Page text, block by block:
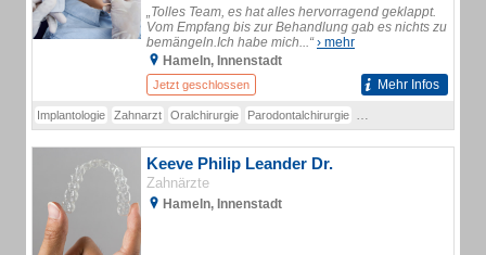
„Tolles Team, es hat alles hervorragend geklappt.
Vom Empfang bis zur Behandlung gab es nichts zu
bemängeln.Ich habe mich...“› mehr
Hameln, Innenstadt
Jetzt geschlossen Mehr Infos
Implantologie Zahnarzt Oralchirurgie Parodontalchirurgie
Keeve Philip Leander Dr.
Zahnärzte
Hameln, Innenstadt